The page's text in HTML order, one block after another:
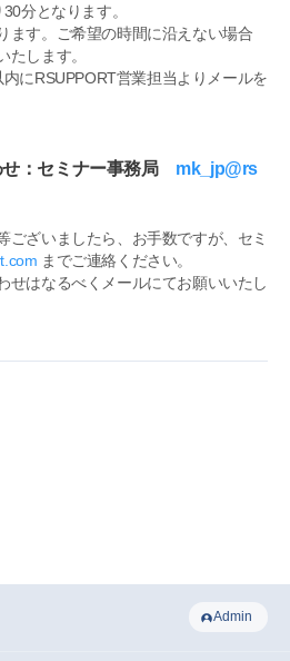
分となります。
ます。ご希望の時間に沿えない場合
たします。
にRSUPPORT営業担当よりメールを
せ：セミナー事務局 mk_jp@rs
ざいましたら、お手数ですが、セミ
までご連絡ください。
せはなるべくメールにてお願いいたし
Admin